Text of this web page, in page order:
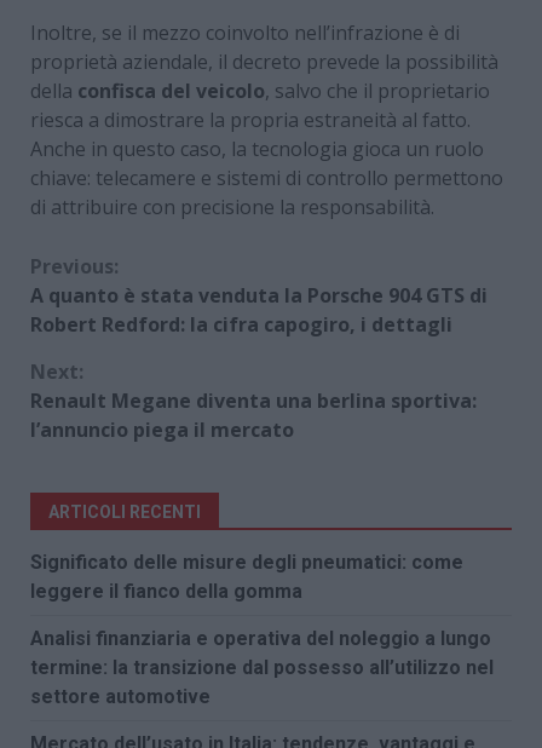
Inoltre, se il mezzo coinvolto nell’infrazione è di
proprietà aziendale, il decreto prevede la possibilità
della confisca del veicolo, salvo che il proprietario
riesca a dimostrare la propria estraneità al fatto.
Anche in questo caso, la tecnologia gioca un ruolo
chiave: telecamere e sistemi di controllo permettono
di attribuire con precisione la responsabilità.
Continue
Reading
Previous:
A quanto è stata venduta la Porsche 904 GTS di
Robert Redford: la cifra capogiro, i dettagli
Next:
Renault Megane diventa una berlina sportiva:
l’annuncio piega il mercato
ARTICOLI RECENTI
Significato delle misure degli pneumatici: come
leggere il fianco della gomma
Analisi finanziaria e operativa del noleggio a lungo
termine: la transizione dal possesso all’utilizzo nel
settore automotive
Mercato dell’usato in Italia: tendenze, vantaggi e